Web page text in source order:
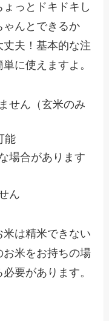
っとドキドキし
ゃんとできるか
夫！基本的な注
に使えますよ。
せん（玄米のみ
能
場合があります
ん
は精米できない
お米をお持ちの場
要があります。